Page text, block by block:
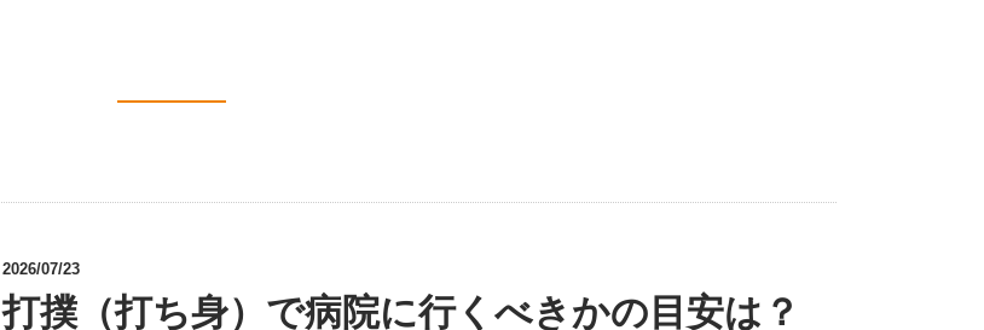
2026/07/23
打撲（打ち身）で病院に行くべきかの目安は？